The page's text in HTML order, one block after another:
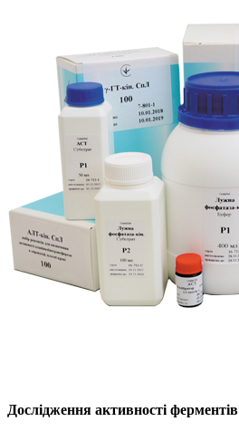
Дослідження активності ферментів